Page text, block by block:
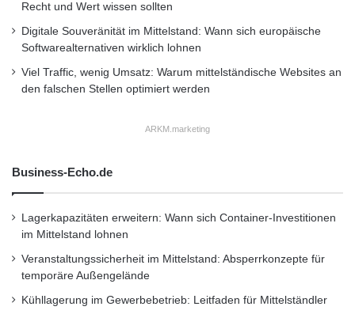
Recht und Wert wissen sollten
Digitale Souveränität im Mittelstand: Wann sich europäische
Softwarealternativen wirklich lohnen
Viel Traffic, wenig Umsatz: Warum mittelständische Websites an
den falschen Stellen optimiert werden
ARKM.marketing
Business-Echo.de
Lagerkapazitäten erweitern: Wann sich Container-Investitionen
im Mittelstand lohnen
Veranstaltungssicherheit im Mittelstand: Absperrkonzepte für
temporäre Außengelände
Kühllagerung im Gewerbebetrieb: Leitfaden für Mittelständler